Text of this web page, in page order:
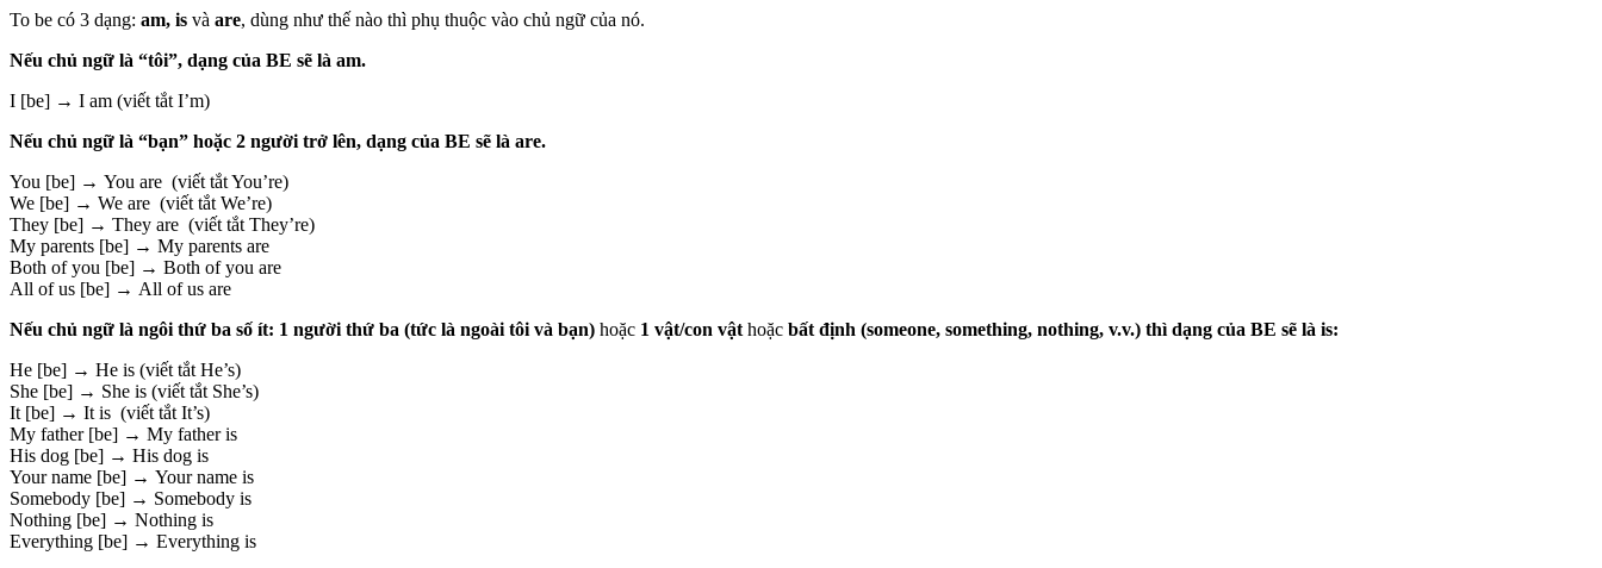
To be có 3 dạng: am, is và are, dùng như thế nào thì phụ thuộc vào chủ ngữ của nó.
Nếu chủ ngữ là “tôi”, dạng của BE sẽ là am.
I [be] → I am (viết tắt I’m)
Nếu chủ ngữ là “bạn” hoặc 2 người trở lên, dạng của BE sẽ là are.
You [be] → You are (viết tắt You’re)
We [be] → We are (viết tắt We’re)
They [be] → They are (viết tắt They’re)
My parents [be] → My parents are
Both of you [be] → Both of you are
All of us [be] → All of us are
Nếu chủ ngữ là ngôi thứ ba số ít: 1 người thứ ba (tức là ngoài tôi và bạn) hoặc 1 vật/con vật hoặc bất định (someone, something, nothing, v.v.) thì dạng của BE sẽ là is:
He [be] → He is (viết tắt He’s)
She [be] → She is (viết tắt She’s)
It [be] → It is (viết tắt It’s)
My father [be] → My father is
His dog [be] → His dog is
Your name [be] → Your name is
Somebody [be] → Somebody is
Nothing [be] → Nothing is
Everything [be] → Everything is